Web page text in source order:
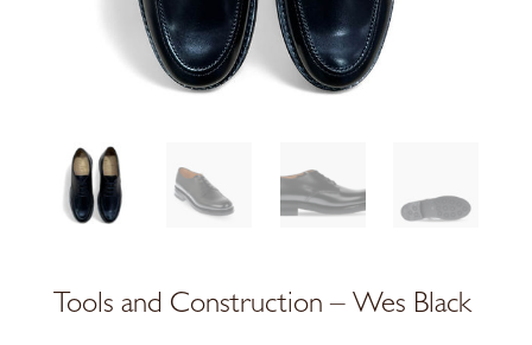
Tools and Construction – Wes Black